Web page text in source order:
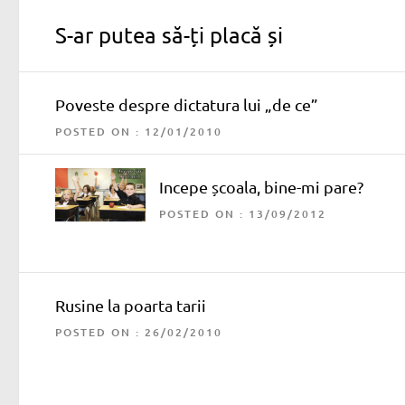
S-ar putea să-ți placă și
Poveste despre dictatura lui „de ce”
POSTED ON : 12/01/2010
Incepe școala, bine-mi pare?
POSTED ON : 13/09/2012
Rusine la poarta tarii
POSTED ON : 26/02/2010